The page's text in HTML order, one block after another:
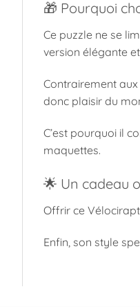
🎁 Pourquoi
Ce puzzle ne se
version élégante
Contrairement
donc plaisir du
C’est pourquoi il
maquettes.
🌟 Un cadeau
Offrir ce
Enfin, son style